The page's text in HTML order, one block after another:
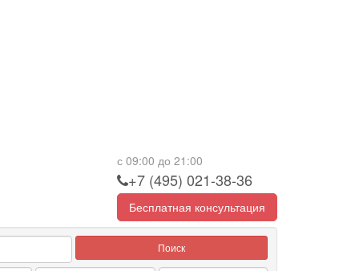
с 09:00 до 21:00
+7 (495) 021-38-36
Бесплатная консультация
Поиск